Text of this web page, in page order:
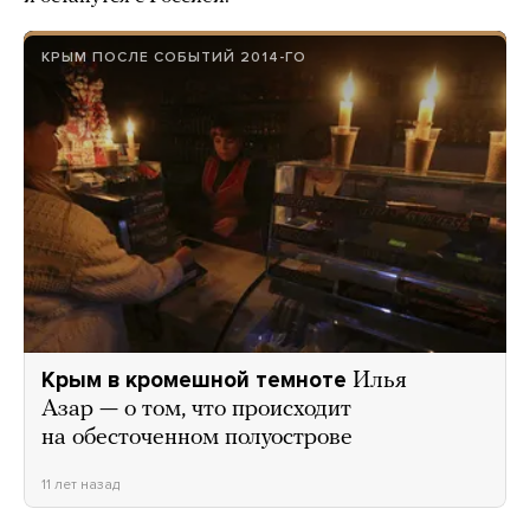
КРЫМ ПОСЛЕ СОБЫТИЙ 2014-ГО
Крым в кромешной темноте Илья
Азар — о том, что происходит
на обесточенном полуострове
11 лет назад